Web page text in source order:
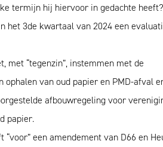
termijn hij hiervoor in gedachte
het 3de kwartaal van 2024 een
met “tegenzin”, instemmen met de
ophalen van oud papier en PMD-afval
afbouwregeling voor
papier.
“voor” een amendement van D66 en